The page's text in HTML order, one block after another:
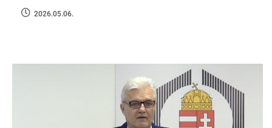
2026.05.06.